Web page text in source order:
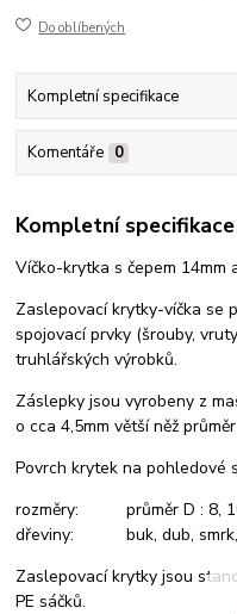
Do oblíbených
Kompletní specifikace
Komentáře 0
Kompletní specifikace
Víčko-krytka s čepem 14mm
Zaslepovací krytky-víčka se
spojovací prvky (šrouby,
truhlářských výrobků.
Záslepky jsou vyrobeny z
o cca 4,5mm větší něž
Povrch krytek na pohledové
rozměry: průměr D : 8, 10,
dřeviny: buk, dub, smrk,
Zaslepovací krytky jsou
PE sáčků.